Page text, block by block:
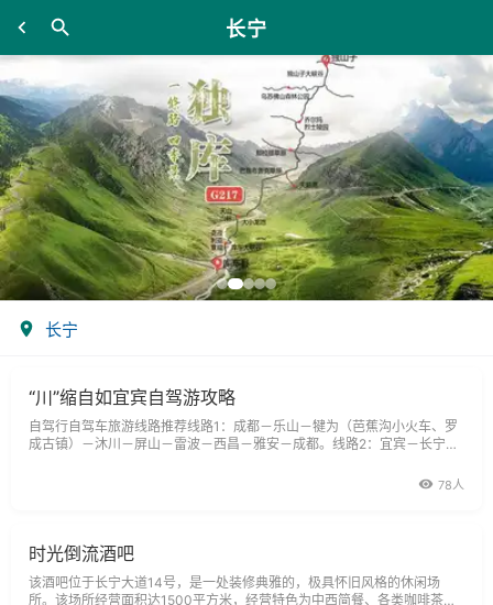
长宁
长宁
“川”缩自如宜宾自驾游攻略
自驾行自驾车旅游线路推荐线路1：成都－乐山－犍为（芭蕉沟小火车、罗
成古镇）－沐川－屏山－雷波－西昌－雅安－成都。线路2：宜宾－长宁－
78人
时光倒流酒吧
该酒吧位于长宁大道14号，是一处装修典雅的，极具怀旧风格的休闲场
所。该场所经营面积达1500平方米，经营特色为中西简餐、各类咖啡茶